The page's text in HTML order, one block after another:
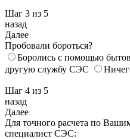
Шаг 3 из 5
назад
Далее
Пробовали бороться?
Боролись с помощью
другую службу СЭС
Шаг 4 из 5
назад
Далее
Для точного расчета по
специалист СЭС: